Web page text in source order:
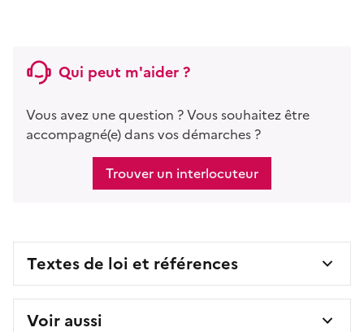
Qui peut m'aider ?
Vous avez une question ? Vous souhaitez être
accompagné(e) dans vos démarches ?
Trouver un interlocuteur
Textes de loi et références
Voir aussi